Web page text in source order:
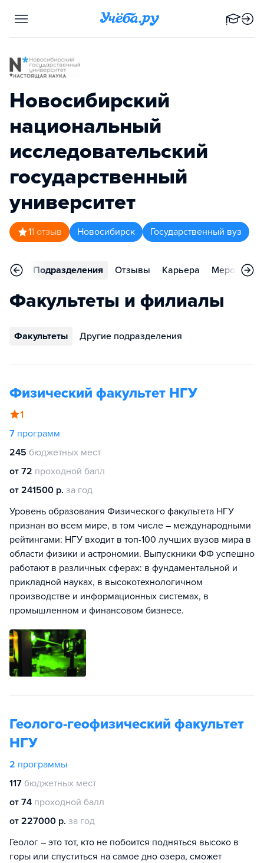
Новосибирский
национальный
исследовательский
государственный
университет
11 отзыв Новосибирск Государственный вуз
Подразделения Отзывы Карьера
Факультеты и филиалы
Факультеты Другие подразделения
Физический факультет НГУ
1
7 программ
245 бюджетных мест
от 72 проходной балл
от 241500 р. за год
Уровень образования Физического факультета НГУ
признан во всем мире, в том числе – международными
рейтингами: НГУ входит в топ-100 лучших вузов мира в
области физики и астрономии. Выпускники ФФ успешно
работают в различных сферах: в фундаментальной и
прикладной науках, в высокотехнологичном
производстве и информационных системах, в
промышленном и финансовом бизнесе.
Геолого-геофизический факультет
НГУ
2 программы
117 бюджетных мест
от 74 проходной балл
от 227000 р. за год
Геолог – это тот, кто не побоится подняться высоко в
горы или спуститься на самое дно озера, сможет